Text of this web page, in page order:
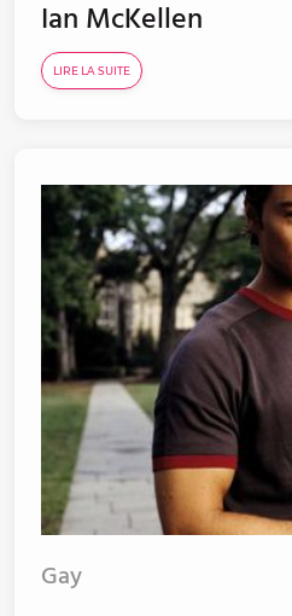
Ian McKellen
LIRE LA SUITE
Gay